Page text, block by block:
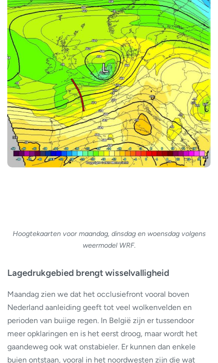
Hoogtekaarten voor maandag, dinsdag en woensdag volgens
weermodel WRF.
Lagedrukgebied brengt wisselvalligheid
Maandag zien we dat het occlusiefront vooral boven
Nederland aanleiding geeft tot veel wolkenvelden en
perioden van buiige regen. In België zijn er tussendoor
meer opklaringen en is het eerst droog, maar wordt het
gaandeweg ook wat onstabieler. Er kunnen dan enkele
buien ontstaan, vooral in het noordwesten zijn die wat